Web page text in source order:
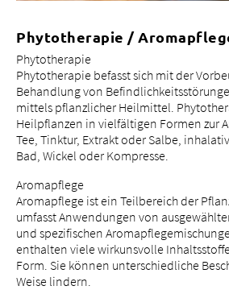
Phytotherapie /
Phytotherapie
Phytotherapie befasst sich mit der
Behandlung von
mittels pflanzlicher Heilmittel.
Heilpflanzen in vielfältigen Formen zur
Tee, Tinktur, Extrakt oder Salbe,
Bad, Wickel oder Kompresse.
Aromapflege
Aromapflege ist ein Teilbereich der
umfasst Anwendungen von
und spezifischen
enthalten viele wirkunsvolle
Form. Sie können unterschiedliche
Weise lindern.